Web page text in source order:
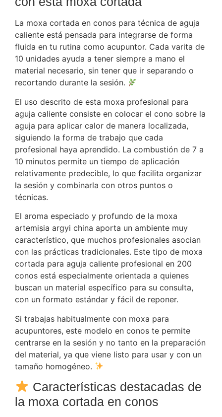
La moxa cortada en conos para técnica de aguja
caliente está pensada para integrarse de forma
fluida en tu rutina como acupuntor. Cada varita de
10 unidades ayuda a tener siempre a mano el
material necesario, sin tener que ir separando o
recortando durante la sesión.
El uso descrito de esta moxa profesional para
aguja caliente consiste en colocar el cono sobre la
aguja para aplicar calor de manera localizada,
siguiendo la forma de trabajo que cada
profesional haya aprendido. La combustión de 7 a
10 minutos permite un tiempo de aplicación
relativamente predecible, lo que facilita organizar
la sesión y combinarla con otros puntos o
técnicas.
El aroma especiado y profundo de la moxa
artemisia argyi china aporta un ambiente muy
característico, que muchos profesionales asocian
con las prácticas tradicionales. Este tipo de moxa
cortada para aguja caliente profesional en 200
conos está especialmente orientada a quienes
buscan un material específico para su consulta,
con un formato estándar y fácil de reponer.
Si trabajas habitualmente con moxa para
acupuntores, este modelo en conos te permite
centrarse en la sesión y no tanto en la preparación
del material, ya que viene listo para usar y con un
tamaño homogéneo.
Características destacadas de
la moxa cortada en conos